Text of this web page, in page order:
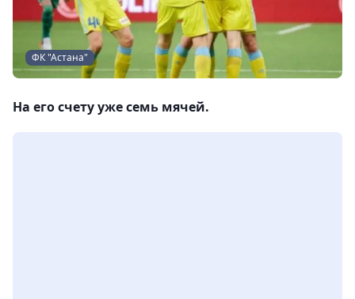
ФК "Астана"
На его счету уже семь мячей.